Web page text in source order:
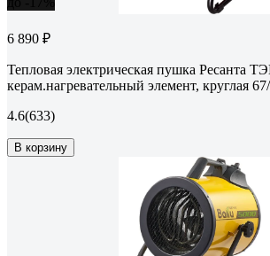
6 890 ₽
Тепловая электрическая пушка Ресанта
керам.нагревательный элемент, круглая
4.6(633)
В корзину